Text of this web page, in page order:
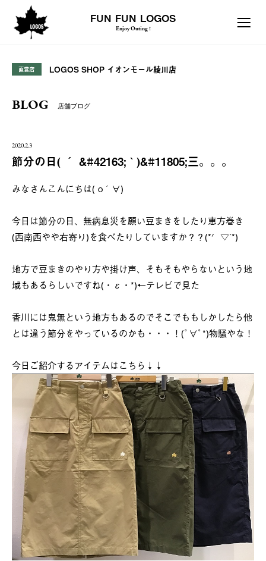
FUN FUN LOGOS
Enjoy Outing !
直営店 LOGOS SHOP イオンモール綾川店
BLOG 店舗ブログ
2020.2.3
節分の日( ´ &#42163; ` )&#11805;三。。。
みなさんこんにちは( o´∀)
今日は節分の日、無病息災を願い豆まきをしたり恵方巻き
(西南西やや右寄り)を食べたりしていますか？？(*′▽`*)
地方で豆まきのやり方や掛け声、そもそもやらないという地
域もあるらしいですね(・ε・*)←テレビで見た
香川には鬼無という地方もあるのでそこでももしかしたら他
とは違う節分をやっているのかも・・・！(ﾟ∀ﾟ*)物騒やな！
今日ご紹介するアイテムはこちら↓↓